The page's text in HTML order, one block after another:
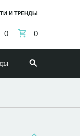
И ТРЕНДЫ
0 0